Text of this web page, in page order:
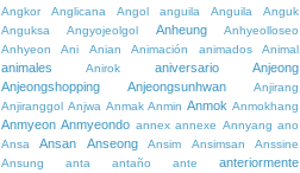
Angkor
Anglicana Angol anguila Anguila
Anguk
Anguksa
Angyojeolgol Anheung
Anhyeolloseo
Anhyeon
Ani Anian Animación animados Animal
animales Anirok aniversario
Anjeong
Anjeongshopping
Anjeongsunhwan
Anjirang
Anjiranggol Anjwa Anmak Anmin Anmok Anmokhang
Anmyeon Anmyeondo annex annexe Annyang ano
Ansa
Ansan Anseong Ansim Ansimsan
Anssine
Ansung
anta antaño ante anteriormente